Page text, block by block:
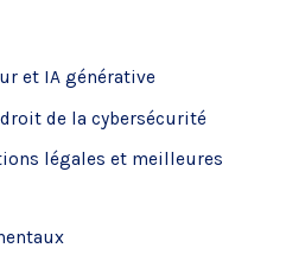
et IA générative
de la cybersécurité
légales et meilleures